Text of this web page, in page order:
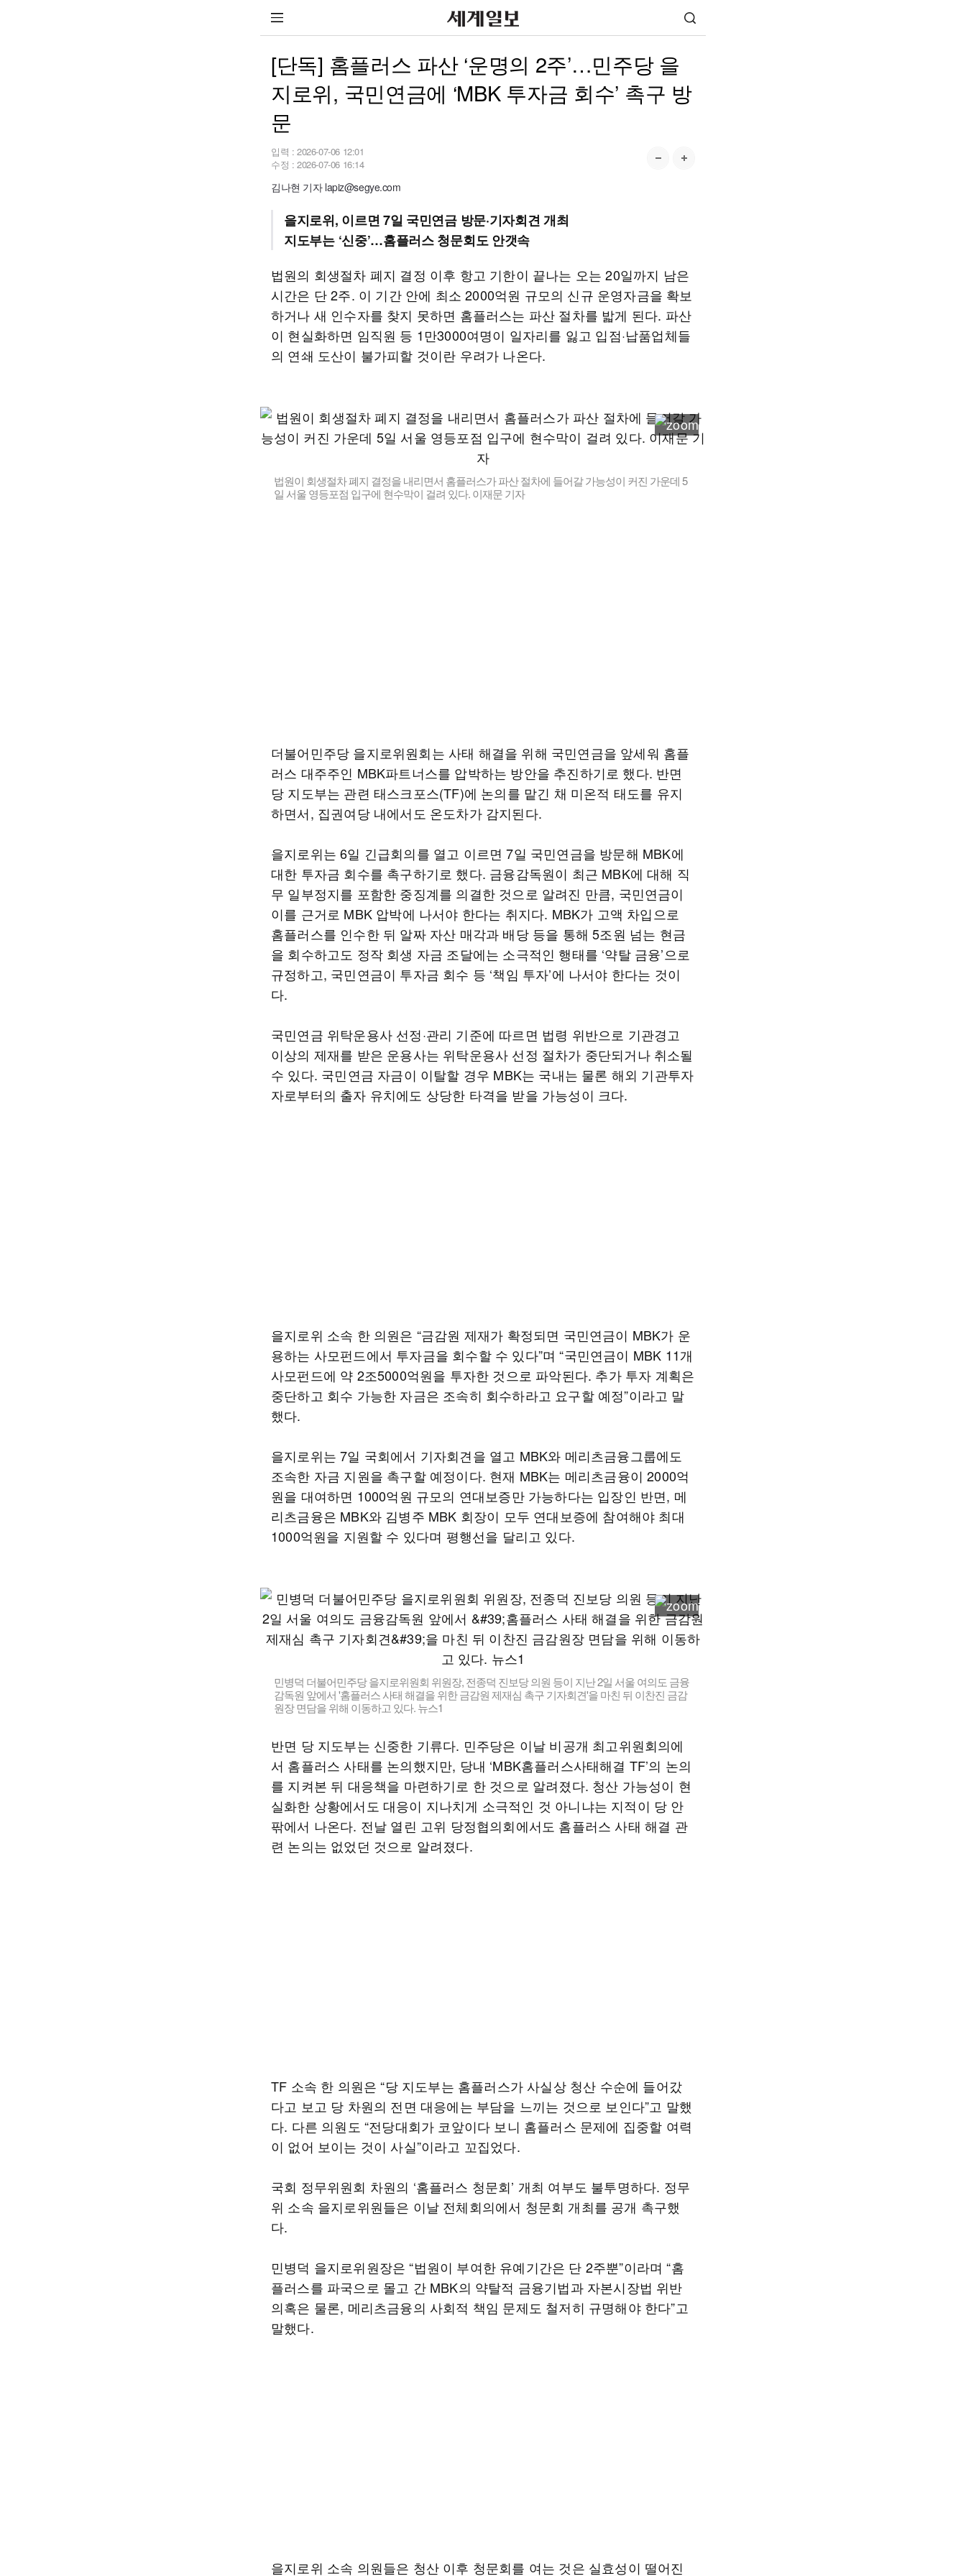
[단독] 홈플러스 파산 ‘운명의 2주’…민주당 을
지로위, 국민연금에 ‘MBK 투자금 회수’ 촉구 방
문
입력 : 2026-07-06 12:01
수정 : 2026-07-06 16:14
김나현 기자 lapiz@segye.com
을지로위, 이르면 7일 국민연금 방문·기자회견 개최
지도부는 ‘신중’…홈플러스 청문회도 안갯속
법원의 회생절차 폐지 결정 이후 항고 기한이 끝나는 오는 20일까지 남은
시간은 단 2주. 이 기간 안에 최소 2000억원 규모의 신규 운영자금을 확보
하거나 새 인수자를 찾지 못하면 홈플러스는 파산 절차를 밟게 된다. 파산
이 현실화하면 임직원 등 1만3000여명이 일자리를 잃고 입점·납품업체들
의 연쇄 도산이 불가피할 것이란 우려가 나온다.
법원이 회생절차 폐지 결정을 내리면서 홈플러스가 파산 절차에 들어갈 가능성이 커진 가운데 5
일 서울 영등포점 입구에 현수막이 걸려 있다. 이재문 기자
더불어민주당 을지로위원회는 사태 해결을 위해 국민연금을 앞세워 홈플
러스 대주주인 MBK파트너스를 압박하는 방안을 추진하기로 했다. 반면
당 지도부는 관련 태스크포스(TF)에 논의를 맡긴 채 미온적 태도를 유지
하면서, 집권여당 내에서도 온도차가 감지된다.
을지로위는 6일 긴급회의를 열고 이르면 7일 국민연금을 방문해 MBK에
대한 투자금 회수를 촉구하기로 했다. 금융감독원이 최근 MBK에 대해 직
무 일부정지를 포함한 중징계를 의결한 것으로 알려진 만큼, 국민연금이
이를 근거로 MBK 압박에 나서야 한다는 취지다. MBK가 고액 차입으로
홈플러스를 인수한 뒤 알짜 자산 매각과 배당 등을 통해 5조원 넘는 현금
을 회수하고도 정작 회생 자금 조달에는 소극적인 행태를 ‘약탈 금융’으로
규정하고, 국민연금이 투자금 회수 등 ‘책임 투자’에 나서야 한다는 것이
다.
국민연금 위탁운용사 선정·관리 기준에 따르면 법령 위반으로 기관경고
이상의 제재를 받은 운용사는 위탁운용사 선정 절차가 중단되거나 취소될
수 있다. 국민연금 자금이 이탈할 경우 MBK는 국내는 물론 해외 기관투자
자로부터의 출자 유치에도 상당한 타격을 받을 가능성이 크다.
을지로위 소속 한 의원은 “금감원 제재가 확정되면 국민연금이 MBK가 운
용하는 사모펀드에서 투자금을 회수할 수 있다”며 “국민연금이 MBK 11개
사모펀드에 약 2조5000억원을 투자한 것으로 파악된다. 추가 투자 계획은
중단하고 회수 가능한 자금은 조속히 회수하라고 요구할 예정”이라고 말
했다.
을지로위는 7일 국회에서 기자회견을 열고 MBK와 메리츠금융그룹에도
조속한 자금 지원을 촉구할 예정이다. 현재 MBK는 메리츠금융이 2000억
원을 대여하면 1000억원 규모의 연대보증만 가능하다는 입장인 반면, 메
리츠금융은 MBK와 김병주 MBK 회장이 모두 연대보증에 참여해야 최대
1000억원을 지원할 수 있다며 평행선을 달리고 있다.
민병덕 더불어민주당 을지로위원회 위원장, 전종덕 진보당 의원 등이 지난 2일 서울 여의도 금융
감독원 앞에서 '홈플러스 사태 해결을 위한 금감원 제재심 촉구 기자회견'을 마친 뒤 이찬진 금감
원장 면담을 위해 이동하고 있다. 뉴스1
반면 당 지도부는 신중한 기류다. 민주당은 이날 비공개 최고위원회의에
서 홈플러스 사태를 논의했지만, 당내 ‘MBK홈플러스사태해결 TF’의 논의
를 지켜본 뒤 대응책을 마련하기로 한 것으로 알려졌다. 청산 가능성이 현
실화한 상황에서도 대응이 지나치게 소극적인 것 아니냐는 지적이 당 안
팎에서 나온다. 전날 열린 고위 당정협의회에서도 홈플러스 사태 해결 관
련 논의는 없었던 것으로 알려졌다.
TF 소속 한 의원은 “당 지도부는 홈플러스가 사실상 청산 수순에 들어갔
다고 보고 당 차원의 전면 대응에는 부담을 느끼는 것으로 보인다”고 말했
다. 다른 의원도 “전당대회가 코앞이다 보니 홈플러스 문제에 집중할 여력
이 없어 보이는 것이 사실”이라고 꼬집었다.
국회 정무위원회 차원의 ‘홈플러스 청문회’ 개최 여부도 불투명하다. 정무
위 소속 을지로위원들은 이날 전체회의에서 청문회 개최를 공개 촉구했
다.
민병덕 을지로위원장은 “법원이 부여한 유예기간은 단 2주뿐”이라며 “홈
플러스를 파국으로 몰고 간 MBK의 약탈적 금융기법과 자본시장법 위반
의혹은 물론, 메리츠금융의 사회적 책임 문제도 철저히 규명해야 한다”고
말했다.
을지로위 소속 의원들은 청산 이후 청문회를 여는 것은 실효성이 떨어진